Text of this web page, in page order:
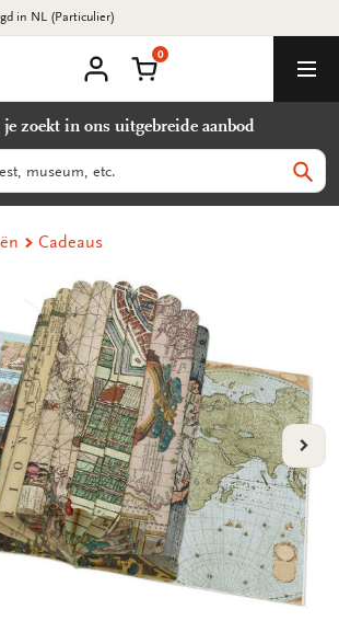
in NL (Particulier)
account
Winkelmand
0
zoekt in ons uitgebreide aanbod
Cadeaus